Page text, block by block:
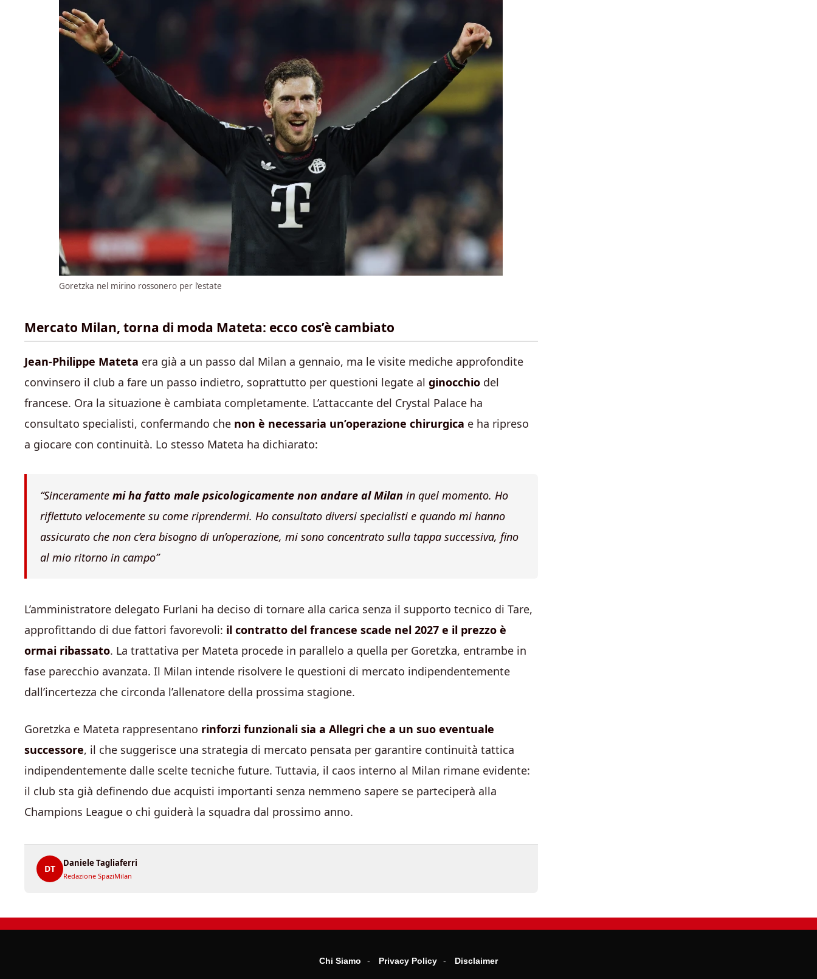
Goretzka nel mirino rossonero per l’estate
Mercato Milan, torna di moda Mateta: ecco cos’è cambiato
Jean-Philippe Mateta era già a un passo dal Milan a gennaio, ma le visite mediche approfondite
convinsero il club a fare un passo indietro, soprattutto per questioni legate al ginocchio del
francese. Ora la situazione è cambiata completamente. L’attaccante del Crystal Palace ha
consultato specialisti, confermando che non è necessaria un’operazione chirurgica e ha ripreso
a giocare con continuità. Lo stesso Mateta ha dichiarato:
“Sinceramente mi ha fatto male psicologicamente non andare al Milan in quel momento. Ho
riflettuto velocemente su come riprendermi. Ho consultato diversi specialisti e quando mi hanno
assicurato che non c’era bisogno di un’operazione, mi sono concentrato sulla tappa successiva, fino
al mio ritorno in campo”
L’amministratore delegato Furlani ha deciso di tornare alla carica senza il supporto tecnico di Tare,
approfittando di due fattori favorevoli: il contratto del francese scade nel 2027 e il prezzo è
ormai ribassato. La trattativa per Mateta procede in parallelo a quella per Goretzka, entrambe in
fase parecchio avanzata. Il Milan intende risolvere le questioni di mercato indipendentemente
dall’incertezza che circonda l’allenatore della prossima stagione.
Goretzka e Mateta rappresentano rinforzi funzionali sia a Allegri che a un suo eventuale
successore, il che suggerisce una strategia di mercato pensata per garantire continuità tattica
indipendentemente dalle scelte tecniche future. Tuttavia, il caos interno al Milan rimane evidente:
il club sta già definendo due acquisti importanti senza nemmeno sapere se parteciperà alla
Champions League o chi guiderà la squadra dal prossimo anno.
DT
Daniele Tagliaferri
Redazione SpaziMilan
Chi Siamo Privacy Policy Disclaimer